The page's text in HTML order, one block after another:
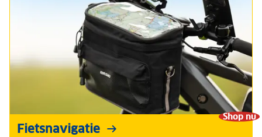
Shop nu
Fietsnavigatie